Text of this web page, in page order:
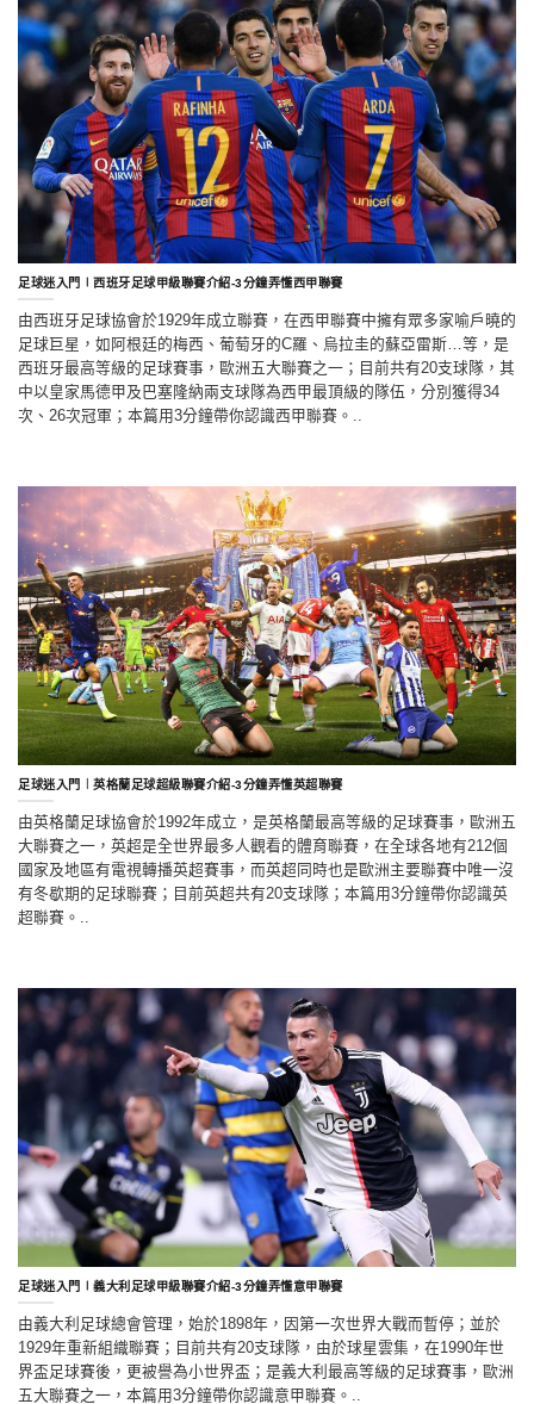
足球迷入門∣西班牙足球甲級聯賽介紹-3分鐘弄懂西甲聯賽
由西班牙足球協會於1929年成立聯賽，在西甲聯賽中擁有眾多家喻戶曉的
足球巨星，如阿根廷的梅西、葡萄牙的C羅、烏拉圭的蘇亞雷斯…等，是
西班牙最高等級的足球賽事，歐洲五大聯賽之一；目前共有20支球隊，其
中以皇家馬德甲及巴塞隆納兩支球隊為西甲最頂級的隊伍，分別獲得34
次、26次冠軍；本篇用3分鐘帶你認識西甲聯賽。..
足球迷入門︱英格蘭足球超級聯賽介紹-3分鐘弄懂英超聯賽
由英格蘭足球協會於1992年成立，是英格蘭最高等級的足球賽事，歐洲五
大聯賽之一，英超是全世界最多人觀看的體育聯賽，在全球各地有212個
國家及地區有電視轉播英超賽事，而英超同時也是歐洲主要聯賽中唯一沒
有冬歇期的足球聯賽；目前英超共有20支球隊；本篇用3分鐘帶你認識英
超聯賽。..
足球迷入門∣義大利足球甲級聯賽介紹-3分鐘弄懂意甲聯賽
由義大利足球總會管理，始於1898年，因第一次世界大戰而暫停；並於
1929年重新組織聯賽；目前共有20支球隊，由於球星雲集，在1990年世
界盃足球賽後，更被譽為小世界盃；是義大利最高等級的足球賽事，歐洲
五大聯賽之一，本篇用3分鐘帶你認識意甲聯賽。..